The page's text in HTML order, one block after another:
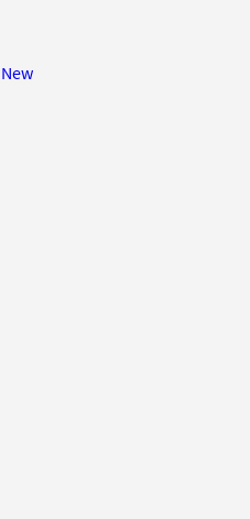
New